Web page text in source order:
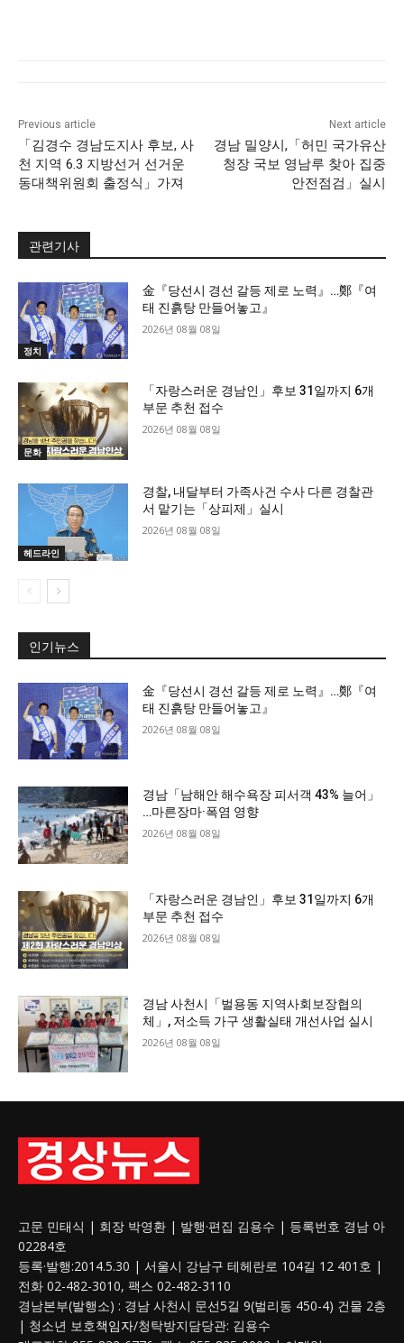
Previous article
「김경수 경남도지사 후보, 사
천 지역 6.3 지방선거 선거운
동대책위원회 출정식」가져
Next article
경남 밀양시,「허민 국가유산
청장 국보 영남루 찾아 집중
안전점검」실시
관련기사
정치
金『당선시 경선 갈등 제로 노력』…鄭『여
태 진흙탕 만들어놓고』
2026년 08월 08일
문화
「자랑스러운 경남인」후보 31일까지 6개
부문 추천 접수
2026년 08월 08일
헤드라인
경찰, 내달부터 가족사건 수사 다른 경찰관
서 맡기는「상피제」실시
2026년 08월 08일
인기뉴스
金『당선시 경선 갈등 제로 노력』…鄭『여
태 진흙탕 만들어놓고』
2026년 08월 08일
경남「남해안 해수욕장 피서객 43% 늘어」
…마른장마·폭염 영향
2026년 08월 08일
「자랑스러운 경남인」후보 31일까지 6개
부문 추천 접수
2026년 08월 08일
경남 사천시「벌용동 지역사회보장협의
체」, 저소득 가구 생활실태 개선사업 실시
2026년 08월 08일
고문 민태식 | 회장 박영환 | 발행·편집 김용수 | 등록번호 경남 아
02284호
등록·발행:2014.5.30 | 서울시 강남구 테헤란로 104길 12 401호 |
전화 02-482-3010, 팩스 02-482-3110
경남본부(발행소) : 경남 사천시 문선5길 9(벌리동 450-4) 건물 2층
| 청소년 보호책임자/청탁방지담당관: 김용수